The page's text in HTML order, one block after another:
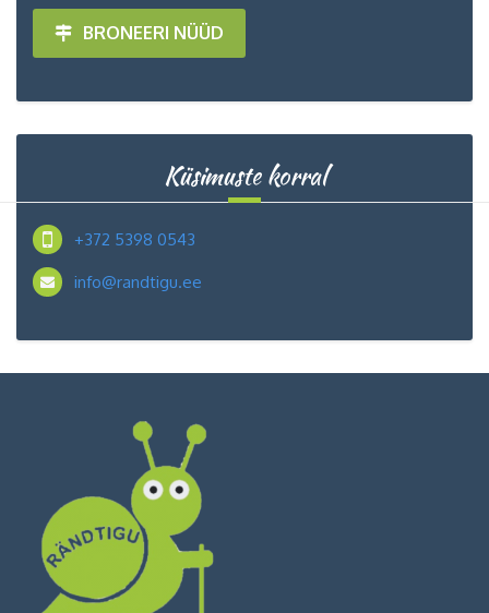
BRONEERI NÜÜD
Küsimuste korral
+372 5398 0543
info@randtigu.ee